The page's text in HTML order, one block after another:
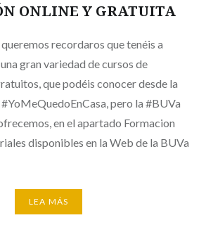
ONLINE Y GRATUITA
recordaros que tenéis a
gran variedad de cursos de
que podéis conocer desde la
pero la #BUVa
en el apartado Formacion
disponibles en la Web de la BUVa
LEA MÁS